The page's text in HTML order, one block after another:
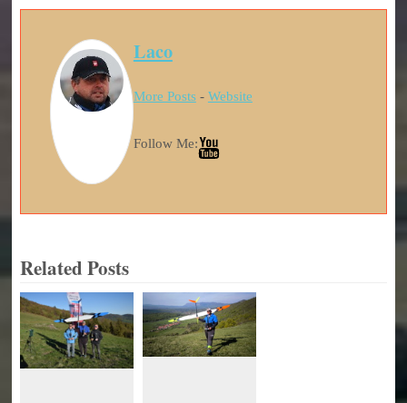
Laco
More Posts- Website
Follow Me:
Related Posts